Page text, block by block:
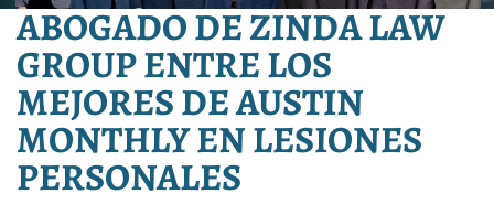
ABOGADO DE ZINDA LAW
GROUP ENTRE LOS
MEJORES DE AUSTIN
MONTHLY EN LESIONES
PERSONALES